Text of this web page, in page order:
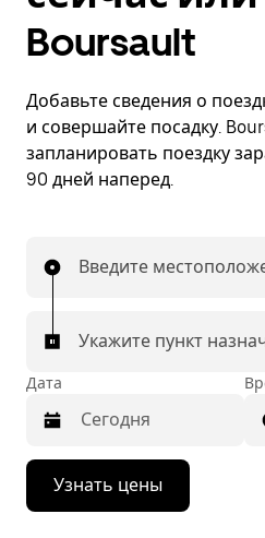
Boursault
Добавьте сведения о
и совершайте посадку.
запланировать поездку
90 дней наперед.
Введите
Укажите пункт
Дата
Нажмите
стрелку
вниз,
Узнать цены